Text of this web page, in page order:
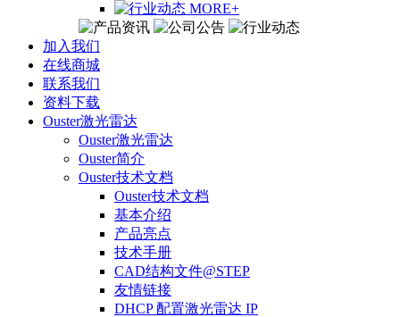
MORE+
加入我们
在线商城
联系我们
资料下载
Ouster激光雷达
Ouster激光雷达
Ouster简介
Ouster技术文档
Ouster技术文档
基本介绍
产品亮点
技术手册
CAD结构文件@STEP
友情链接
DHCP 配置激光雷达 IP